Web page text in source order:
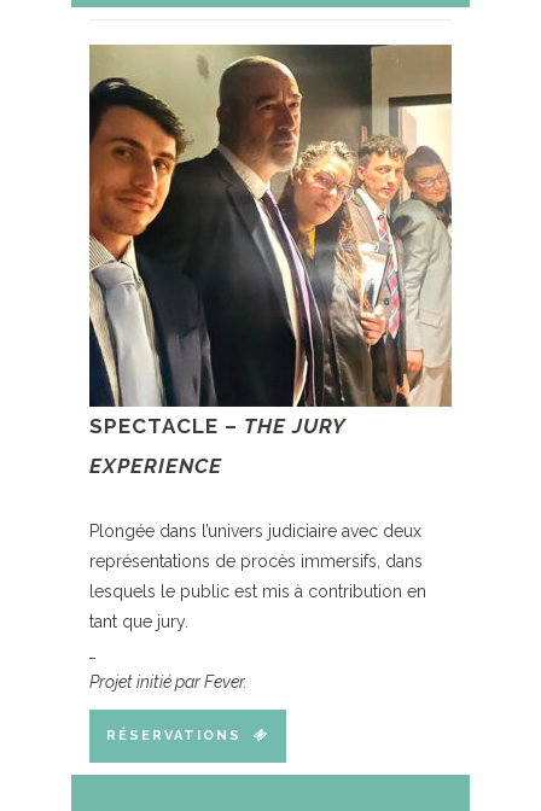
SPECTACLE – THE JURY
EXPERIENCE
Plongée dans l’univers judiciaire avec deux
représentations de procès immersifs, dans
lesquels le public est mis à contribution en
tant que jury.
Projet initié par Fever.
RÉSERVATIONS